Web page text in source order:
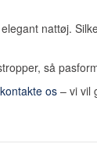
nattøj.
så
kontakte os – vi vil